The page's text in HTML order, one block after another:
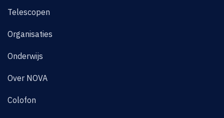
Telescopen
Organisaties
Onderwijs
Over NOVA
Colofon